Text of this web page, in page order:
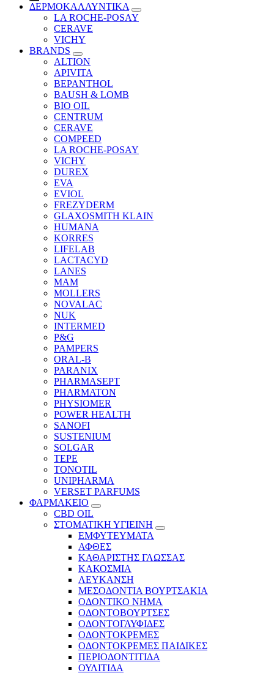
ΔΕΡΜΟΚΑΛΛΥΝΤΙΚΑ
LA ROCHE-POSAY
CERAVE
VICHY
BRANDS
ALTION
APIVITA
BEPANTHOL
BAUSH & LOMB
BIO OIL
CENTRUM
CERAVE
COMPEED
LA ROCHE-POSAY
VICHY
DUREX
EVA
EVIOL
FREZYDERM
GLAXOSMITH KLAIN
HUMANA
KORRES
LIFELAB
LACTACYD
LANES
MAM
MOLLERS
NOVALAC
NUK
INTERMED
P&G
PAMPERS
ORAL-B
PARANIX
PHARMASEPT
PHARMATON
PHYSIOMER
POWER HEALTH
SANOFI
SUSTENIUM
SOLGAR
TEPE
TONOTIL
UNIPHARMA
VERSET PARFUMS
ΦΑΡΜΑΚΕΙΟ
CBD OIL
ΣΤΟΜΑΤΙΚΗ ΥΓΙΕΙΝΗ
ΕΜΦΥΤΕΥΜΑΤΑ
ΑΦΘΕΣ
ΚΑΘΑΡΙΣΤΗΣ ΓΛΩΣΣΑΣ
ΚΑΚΟΣΜΙΑ
ΛΕΥΚΑΝΣΗ
ΜΕΣΟΔΟΝΤΙΑ ΒΟΥΡΤΣΑΚΙΑ
ΟΔΟΝΤΙΚΟ ΝΗΜΑ
ΟΔΟΝΤΟΒΟΥΡΤΣΕΣ
ΟΔΟΝΤΟΓΛΥΦΙΔΕΣ
ΟΔΟΝΤΟΚΡΕΜΕΣ
ΟΔΟΝΤΟΚΡΕΜΕΣ ΠΑΙΔΙΚΕΣ
ΠΕΡΙΟΔΟΝΤΙΤΙΔΑ
ΟΥΛΙΤΙΔΑ